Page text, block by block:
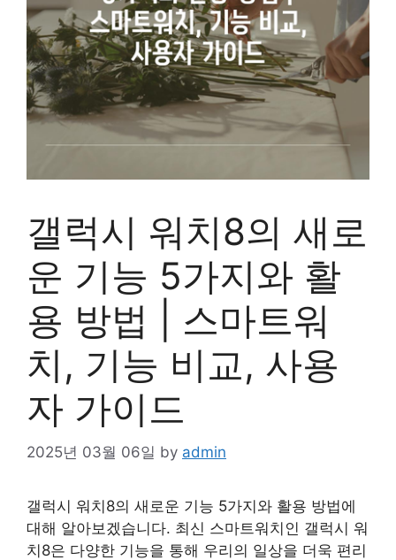
갤럭시 워치8의 새로
운 기능 5가지와 활
용 방법 | 스마트워
치, 기능 비교, 사용
자 가이드
2025년 03월 06일 by admin
갤럭시 워치8의 새로운 기능 5가지와 활용 방법에
대해 알아보겠습니다. 최신 스마트워치인 갤럭시 워
치8은 다양한 기능을 통해 우리의 일상을 더욱 편리